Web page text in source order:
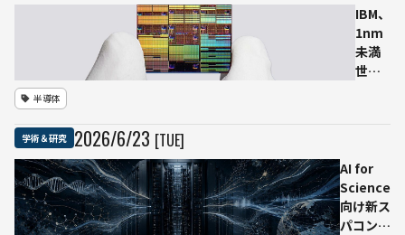
を開発 IBM、
1nm
未満
世代
表
爪サ
イズ
に約
半導体
学術＆研究 2026/6/23 [TUE]
AI for
Science
向け新ス
パコン、